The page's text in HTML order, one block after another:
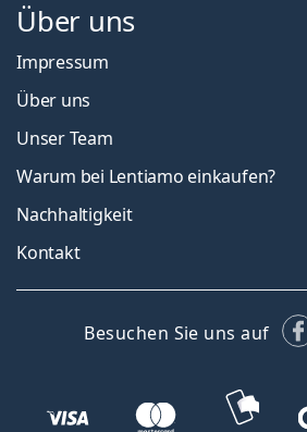
Über uns
Impressum
Über uns
Unser Team
Warum bei Lentiamo einkaufen?
Nachhaltigkeit
Kontakt
Besuchen Sie uns auf